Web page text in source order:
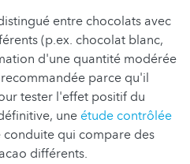
entre chocolats avec
(p.ex. chocolat blanc,
d'une quantité modérée
parce qu'il
tester l'effet positif du
une étude contrôlée
conduite qui compare des
différents.